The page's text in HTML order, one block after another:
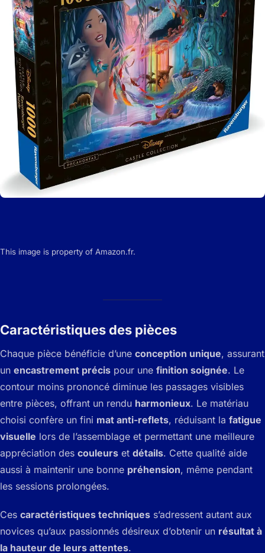
This image is property of Amazon.fr.
Caractéristiques des pièces
Chaque pièce bénéficie d’une conception unique, assurant
un encastrement précis pour une finition soignée. Le
contour moins prononcé diminue les passages visibles
entre pièces, offrant un rendu harmonieux. Le matériau
choisi confère un fini mat anti-reflets, réduisant la fatigue
visuelle lors de l’assemblage et permettant une meilleure
appréciation des couleurs et détails. Cette qualité aide
aussi à maintenir une bonne préhension, même pendant
les sessions prolongées.
Ces caractéristiques techniques s’adressent autant aux
novices qu’aux passionnés désireux d’obtenir un résultat à
la hauteur de leurs attentes.